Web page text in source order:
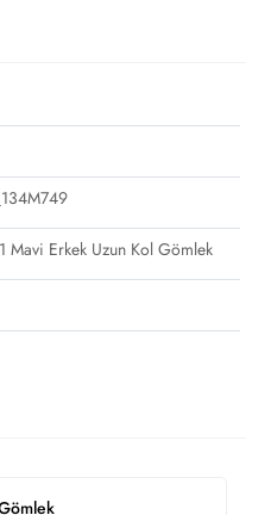
Mavi Erkek Uzun Kol Gömlek